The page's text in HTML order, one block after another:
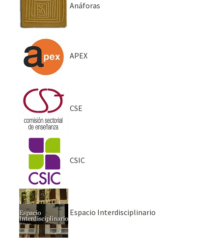
Anáforas
APEX
CSE
CSIC
Espacio Interdisciplinario